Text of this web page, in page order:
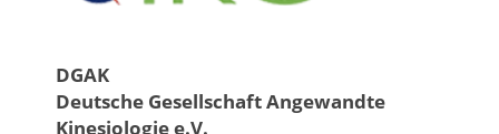
DGAK
Deutsche Gesellschaft Angewandte
Kinesiologie e.V.